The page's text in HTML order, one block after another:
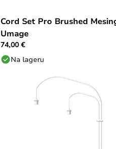
Cord Set Pro Brushed
Umage
74,00 €
Na lageru